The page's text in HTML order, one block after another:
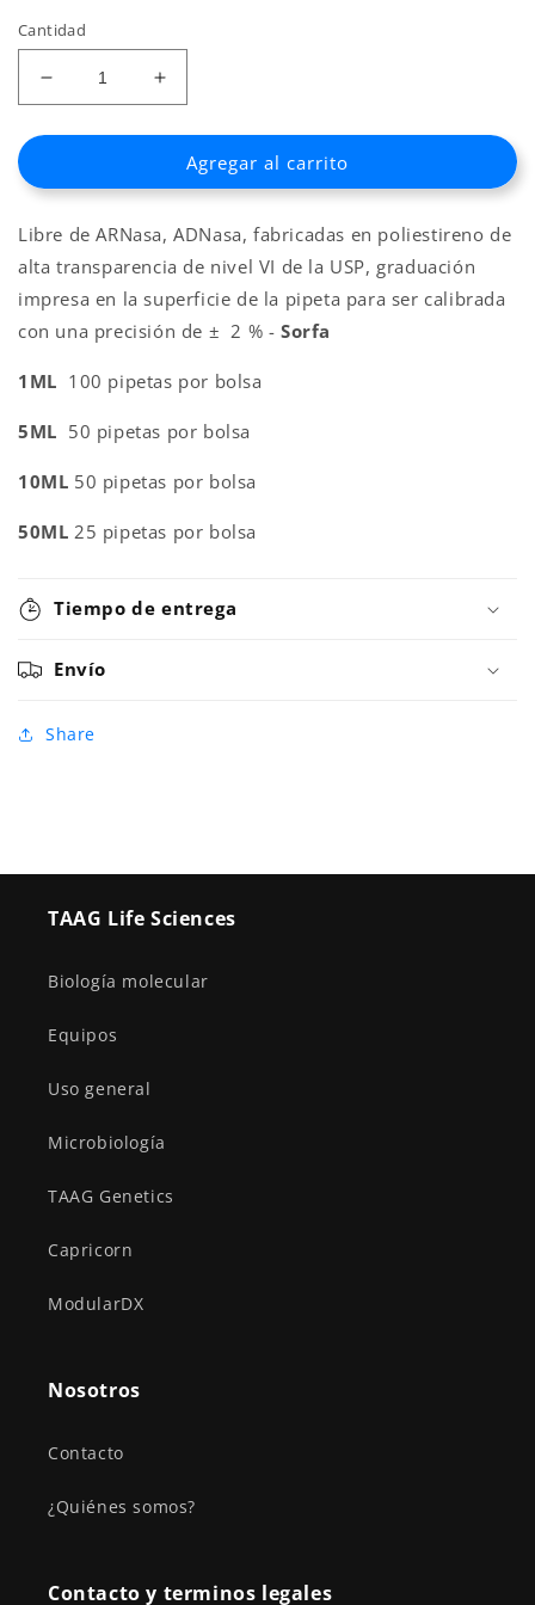
Cantidad
Reducir
cantidad
para
SEROLÓGICAS
Aumentar
cantidad
para
PIPETAS
SEROLÓGICAS
Agregar al carrito
Libre de ARNasa, ADNasa, fabricadas en poliestireno de
alta transparencia de nivel VI de la USP, graduación
impresa en la superficie de la pipeta para ser calibrada
con una precisión de ± 2 % -Sorfa
1ML 100 pipetas por bolsa
5ML 50 pipetas por bolsa
10ML 50 pipetas por bolsa
50ML 25 pipetas por bolsa
Tiempo de entrega
Envío
Share
TAAG Life Sciences
Biología molecular
Equipos
Uso general
Microbiología
TAAG Genetics
Capricorn
ModularDX
Nosotros
Contacto
¿Quiénes somos?
Contacto y terminos legales